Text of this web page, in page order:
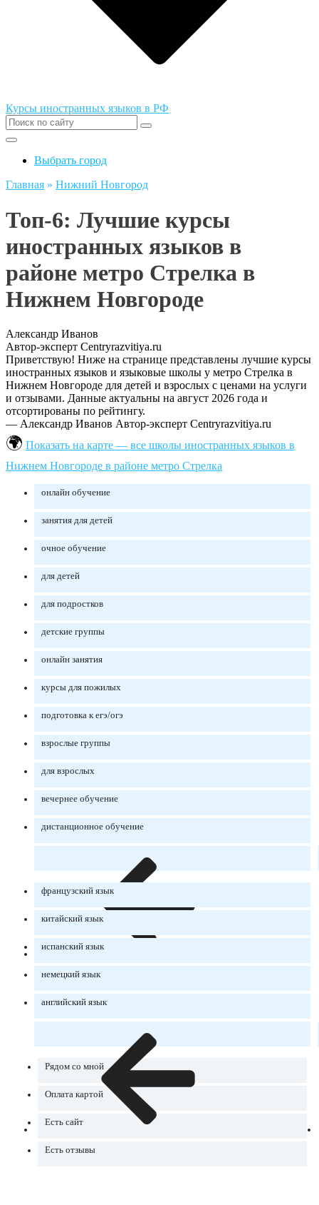
Курсы иностранных языков в РФ
Выбрать город
Главная » Нижний Новгород
Топ-6: Лучшие курсы
иностранных языков в
районе метро Стрелка в
Нижнем Новгороде
Александр Иванов
Автор-эксперт Centryrazvitiya.ru
Приветствую! Ниже на странице представлены лучшие курсы
иностранных языков и языковые школы у метро Стрелка в
Нижнем Новгороде для детей и взрослых с ценами на услуги
и отзывами. Данные актуальны на август 2026 года и
отсортированы по рейтингу.
— Александр Иванов Автор-эксперт Centryrazvitiya.ru
Показать на карте — все школы иностранных языков в
Нижнем Новгороде в районе метро Стрелка
онлайн обучение
занятия для детей
очное обучение
для детей
для подростков
детские группы
онлайн занятия
курсы для пожилых
подготовка к егэ/огэ
взрослые группы
для взрослых
вечернее обучение
дистанционное обучение
французский язык
китайский язык
испанский язык
немецкий язык
английский язык
Рядом со мной
Оплата картой
Есть сайт
Есть отзывы